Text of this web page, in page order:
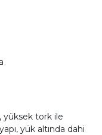
yüksek tork ile
yük altında dahi